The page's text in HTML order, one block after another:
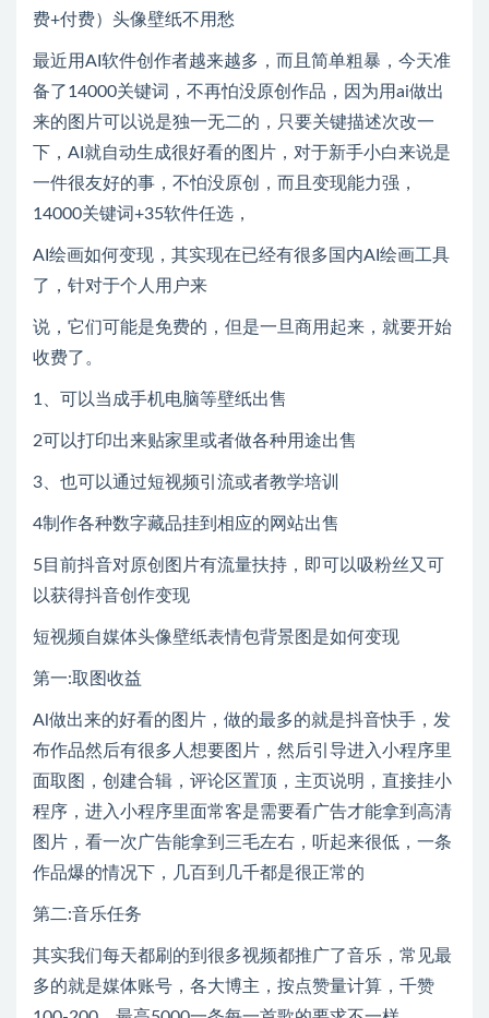
最近用AI软件创作者越来越多，而且简单粗暴，今天准
备了14000关键词，不再怕没原创作品，因为用ai做出
来的图片可以说是独一无二的，只要关键描述次改一
下，AI就自动生成很好看的图片，对于新手小白来说是
一件很友好的事，不怕没原创，而且变现能力强，
14000关键词+35软件任选，
AI绘画如何变现，其实现在已经有很多国内AI绘画工具
了，针对于个人用户来
说，它们可能是免费的，但是一旦商用起来，就要开始
收费了。
1、可以当成手机电脑等壁纸出售
2可以打印出来贴家里或者做各种用途出售
3、也可以通过短视频引流或者教学培训
4制作各种数字藏品挂到相应的网站出售
5目前抖音对原创图片有流量扶持，即可以吸粉丝又可
以获得抖音创作变现
短视频自媒体头像壁纸表情包背景图是如何变现
第一:取图收益
Al做出来的好看的图片，做的最多的就是抖音快手，发
布作品然后有很多人想要图片，然后引导进入小程序里
面取图，创建合辑，评论区置顶，主页说明，直接挂小
程序，进入小程序里面常客是需要看广告才能拿到高清
图片，看一次广告能拿到三毛左右，听起来很低，一条
作品爆的情况下，几百到几千都是很正常的
第二:音乐任务
其实我们每天都刷的到很多视频都推广了音乐，常见最
多的就是媒体账号，各大博主，按点赞量计算，千赞